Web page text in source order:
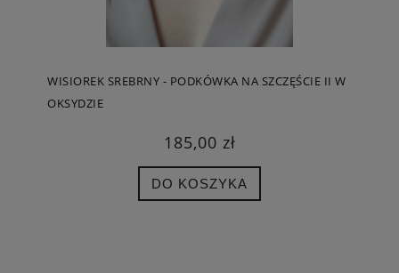
WISIOREK SREBRNY - PODKÓWKA NA SZCZĘŚCIE II W
OKSYDZIE
185,00 zł
DO KOSZYKA